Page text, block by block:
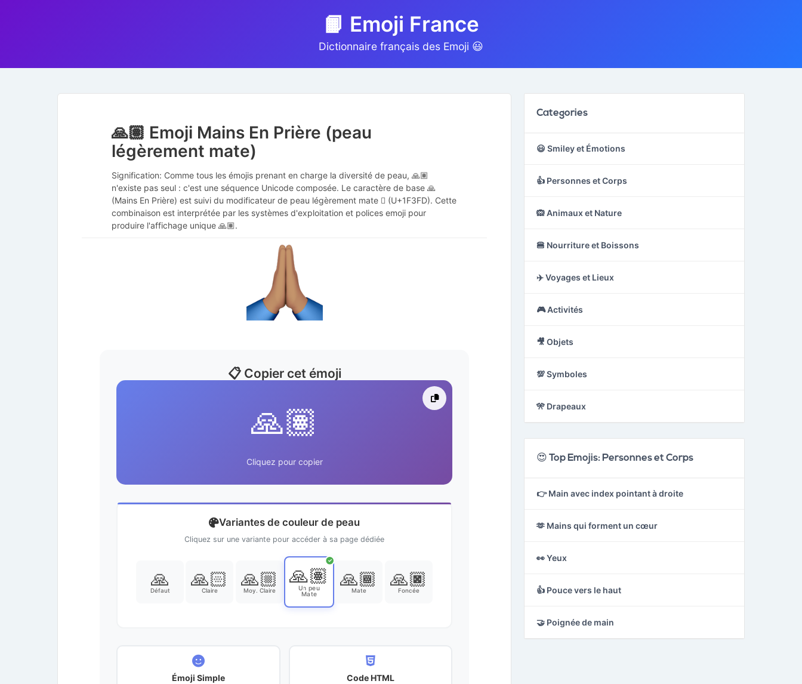
📙 Emoji France
Dictionnaire français des Emoji 😃
🙏🏽 Emoji Mains En Prière (peau
légèrement mate)
Signification: Comme tous les émojis prenant en charge la diversité de peau, 🙏🏽
n'existe pas seul : c'est une séquence Unicode composée. Le caractère de base 🙏
(Mains En Prière) est suivi du modificateur de peau légèrement mate 🏽 (U+1F3FD). Cette
combinaison est interprétée par les systèmes d'exploitation et polices emoji pour
produire l'affichage unique 🙏🏽.
📋 Copier cet émoji
🙏🏽
Cliquez pour copier
Variantes de couleur de peau
Cliquez sur une variante pour accéder à sa page dédiée
🙏
Défaut
🙏🏻
Claire
🙏🏼
Moy. Claire
✓
🙏🏽
Un peu
Mate
🙏🏾
Mate
🙏🏿
Foncée
Émoji Simple Code HTML
Categories
😃 Smiley et Émotions
👍 Personnes et Corps
🙉 Animaux et Nature
🍔 Nourriture et Boissons
✈️ Voyages et Lieux
🎮 Activités
🎥 Objets
💯 Symboles
🎌 Drapeaux
😍 Top Emojis: Personnes et Corps
👉 Main avec index pointant à droite
🫶 Mains qui forment un cœur
👀 Yeux
👍 Pouce vers le haut
🤝 Poignée de main